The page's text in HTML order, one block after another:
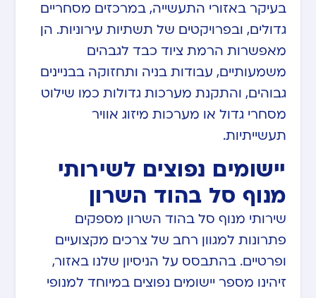
בעיקר באזורי התעשייה, במרכזים מסחריים
גדולים, ובפרויקטים של תשתיות עירוניות. הן
מאפשרות הרמת ציוד כבד לגבהים
משמעותיים, עבודות בניה ותחזוקה בבניינים
גבוהים, והתקנת מערכות גדולות כמו שילוט
מסחרי גדול או מערכות מיזוג אוויר
תעשייתיות.
יישומים נפוצים לשירותי
מנוף סל בהוד השרון
שירותי מנוף סל בהוד השרון מספקים
פתרונות למגוון רחב של צרכים מקצועיים
ופרטיים. בהתבסס על הניסיון שלנו באזור,
זיהינו מספר יישומים נפוצים במיוחד למנופי